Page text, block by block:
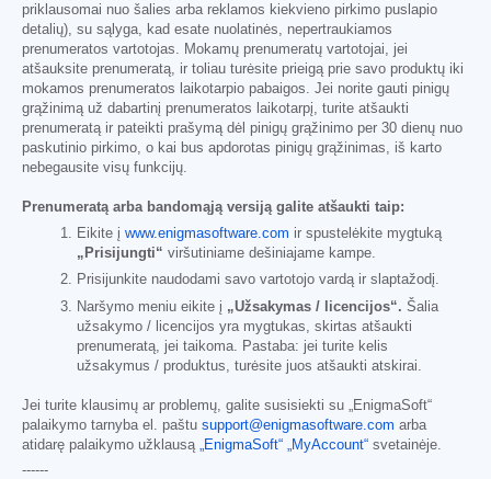
priklausomai nuo šalies arba reklamos kiekvieno pirkimo puslapio
detalių), su sąlyga, kad esate nuolatinės, nepertraukiamos
prenumeratos vartotojas. Mokamų prenumeratų vartotojai, jei
atšauksite prenumeratą, ir toliau turėsite prieigą prie savo produktų iki
mokamos prenumeratos laikotarpio pabaigos. Jei norite gauti pinigų
grąžinimą už dabartinį prenumeratos laikotarpį, turite atšaukti
prenumeratą ir pateikti prašymą dėl pinigų grąžinimo per 30 dienų nuo
paskutinio pirkimo, o kai bus apdorotas pinigų grąžinimas, iš karto
nebegausite visų funkcijų.
Prenumeratą arba bandomąją versiją galite atšaukti taip:
Eikite į www.enigmasoftware.com ir spustelėkite mygtuką
„Prisijungti“ viršutiniame dešiniajame kampe.
Prisijunkite naudodami savo vartotojo vardą ir slaptažodį.
Naršymo meniu eikite į „Užsakymas / licencijos“. Šalia
užsakymo / licencijos yra mygtukas, skirtas atšaukti
prenumeratą, jei taikoma. Pastaba: jei turite kelis
užsakymus / produktus, turėsite juos atšaukti atskirai.
Jei turite klausimų ar problemų, galite susisiekti su „EnigmaSoft“
palaikymo tarnyba el. paštu support@enigmasoftware.com arba
atidarę palaikymo užklausą
„EnigmaSoft“ „MyAccount“ svetainėje.
------